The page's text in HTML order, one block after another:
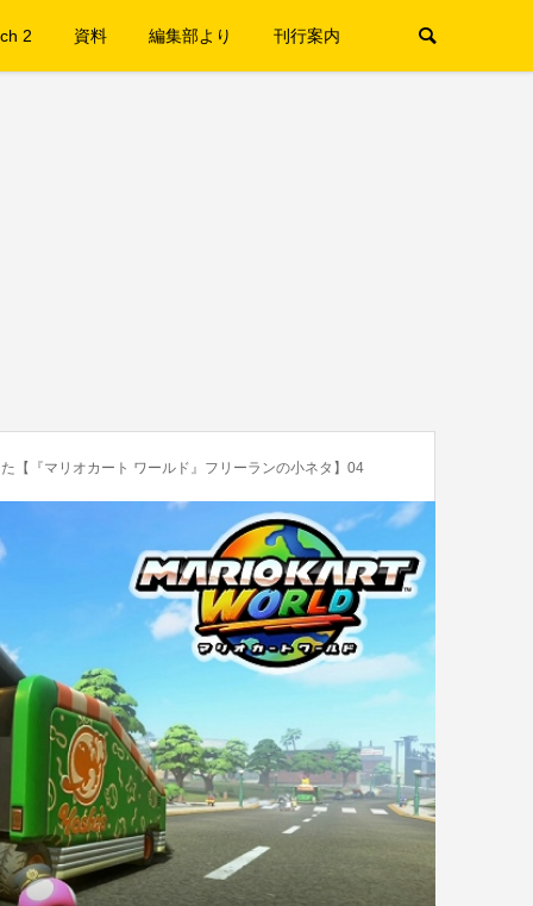
2 資料 編集部より 刊行案内
【『マリオカート ワールド』フリーランの小ネタ】04